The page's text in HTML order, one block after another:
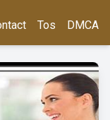
Tos DMCA